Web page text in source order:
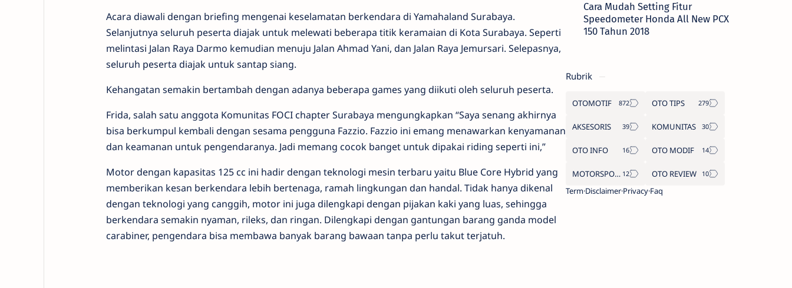
Acara diawali dengan briefing mengenai keselamatan berkendara di Yamahaland Surabaya.
Selanjutnya seluruh peserta diajak untuk melewati beberapa titik keramaian di Kota Surabaya. Seperti
melintasi Jalan Raya Darmo kemudian menuju Jalan Ahmad Yani, dan Jalan Raya Jemursari. Selepasnya,
seluruh peserta diajak untuk santap siang.
Kehangatan semakin bertambah dengan adanya beberapa games yang diikuti oleh seluruh peserta.
Frida, salah satu anggota Komunitas FOCI chapter Surabaya mengungkapkan “Saya senang akhirnya
bisa berkumpul kembali dengan sesama pengguna Fazzio. Fazzio ini emang menawarkan kenyamanan
dan keamanan untuk pengendaranya. Jadi memang cocok banget untuk dipakai riding seperti ini,”
Motor dengan kapasitas 125 cc ini hadir dengan teknologi mesin terbaru yaitu Blue Core Hybrid yang
memberikan kesan berkendara lebih bertenaga, ramah lingkungan dan handal. Tidak hanya dikenal
dengan teknologi yang canggih, motor ini juga dilengkapi dengan pijakan kaki yang luas, sehingga
berkendara semakin nyaman, rileks, dan ringan. Dilengkapi dengan gantungan barang ganda model
carabiner, pengendara bisa membawa banyak barang bawaan tanpa perlu takut terjatuh.
Cara Mudah Setting Fitur
Speedometer Honda All New PCX
150 Tahun 2018
Rubrik
OTOMOTIF OTO TIPS
AKSESORIS KOMUNITAS
OTO INFO OTO MODIF
MOTORSPORT
OTO REVIEW
TermDisclaimerPrivacyFaq